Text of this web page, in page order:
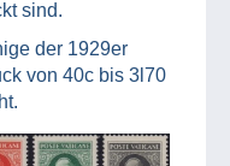
sind.
der 1929er
von 40c bis 3l70